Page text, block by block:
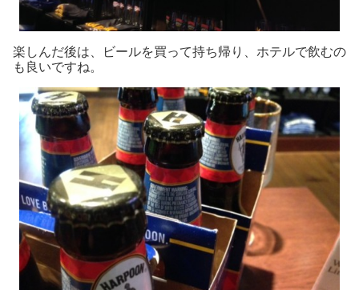
楽しんだ後は、ビールを買って持ち帰り、ホテルで飲むの
も良いですね。